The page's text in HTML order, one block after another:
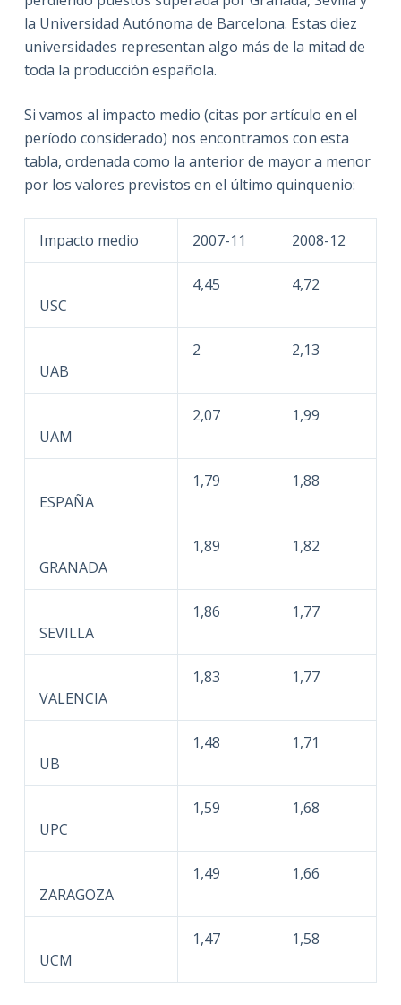
la Universidad Autónoma de Barcelona. Estas diez
universidades representan algo más de la mitad de
toda la producción española.
Si vamos al impacto medio (citas por artículo en el
período considerado) nos encontramos con esta
tabla, ordenada como la anterior de mayor a menor
por los valores previstos en el último quinquenio:
Impacto medio 2007-11 2008-12
USC
4,45 4,72
UAB
2 2,13
UAM
2,07 1,99
ESPAÑA
1,79 1,88
GRANADA
1,89 1,82
SEVILLA
1,86 1,77
VALENCIA
1,83 1,77
UB
1,48 1,71
UPC
1,59 1,68
ZARAGOZA
1,49 1,66
UCM
1,47 1,58